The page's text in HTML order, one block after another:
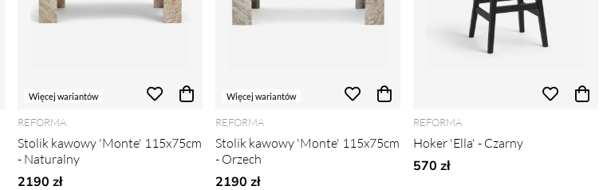
Więcej wariantów
REFORMA
Stolik kawowy 'Monte' 115x75cm
- Naturalny
2190 zł
Więcej wariantów
REFORMA
Stolik kawowy 'Monte' 115x75cm
- Orzech
2190 zł
REFORMA
Hoker 'Ella' - Czarny
570 zł